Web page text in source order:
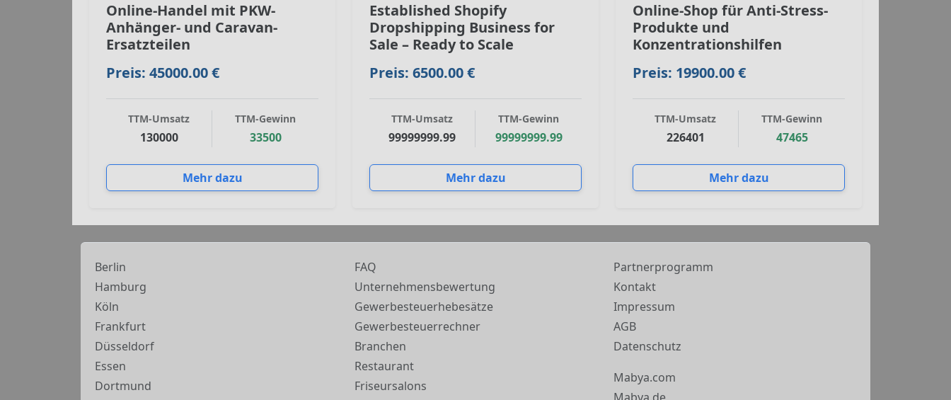
Online-Handel mit PKW-
Anhänger- und Caravan-
Ersatzteilen
Preis: 45000.00 €
TTM-Umsatz
130000
TTM-Gewinn
33500
Mehr dazu
Established Shopify
Dropshipping Business for
Sale – Ready to Scale
Preis: 6500.00 €
TTM-Umsatz
99999999.99
TTM-Gewinn
99999999.99
Mehr dazu
Online-Shop für Anti-Stress-
Produkte und
Konzentrationshilfen
Preis: 19900.00 €
TTM-Umsatz
226401
TTM-Gewinn
47465
Mehr dazu
Berlin
Hamburg
Köln
Frankfurt
Düsseldorf
Essen
Dortmund
FAQ
Unternehmensbewertung
Gewerbesteuerhebesätze
Gewerbesteuerrechner
Branchen
Restaurant
Friseursalons
Partnerprogramm
Kontakt
Impressum
AGB
Datenschutz
Mabya.com